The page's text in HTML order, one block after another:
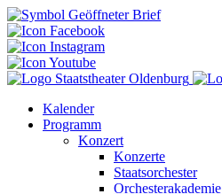
Kalender
Programm
Konzert
Konzerte
Staatsorchester
Orchesterakademie